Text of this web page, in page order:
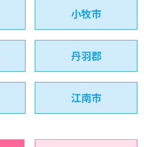
小牧市
丹羽郡
江南市